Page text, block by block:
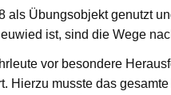
Übungsobjekt genutzt
ist, sind die Wege
vor besondere
Hierzu musste das